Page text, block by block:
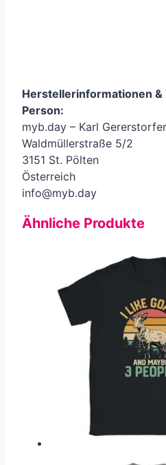
Herstellerinformationen &
Person:
myb.day – Karl Gererstorfer
Waldmüllerstraße 5/2
3151 St. Pölten
Österreich
info@myb.day
Ähnliche Produkte